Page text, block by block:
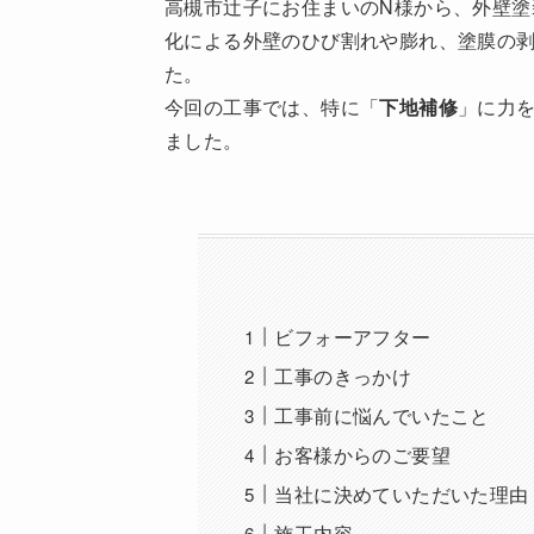
高槻市辻子にお住まいのN様から、外壁
化による外壁のひび割れや膨れ、塗膜の
た。
今回の工事では、特に「下地補修 」に力
ました。
ビフォーアフター
工事のきっかけ
工事前に悩んでいたこと
お客様からのご要望
当社に決めていただいた理由